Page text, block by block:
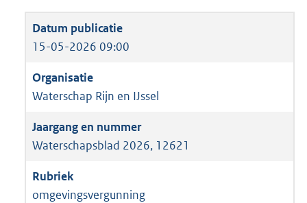
15-05-2026 09:00
Waterschap Rijn en IJssel
Waterschapsblad 2026, 12621
omgevingsvergunning